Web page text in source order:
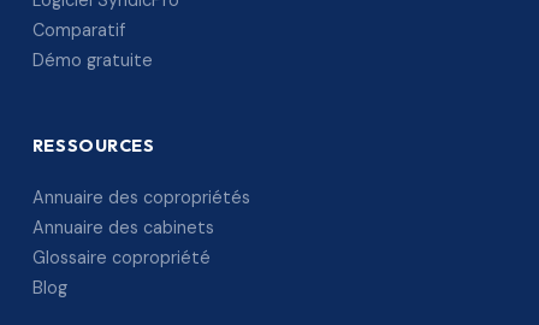
Comparatif
Démo gratuite
RESSOURCES
Annuaire des copropriétés
Annuaire des cabinets
Glossaire copropriété
Blog